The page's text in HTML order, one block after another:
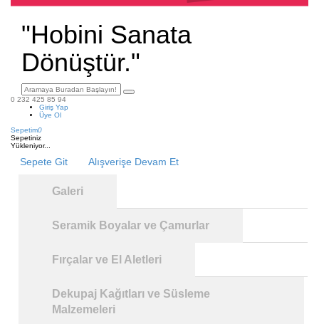
"Hobini Sanata
Dönüştür."
0 232 425 85 94
Giriş Yap
Üye Ol
Sepetim0
Sepetiniz
Yükleniyor...
Sepete Git Alışverişe Devam Et
Galeri
Seramik Boyalar ve Çamurlar
Fırçalar ve El Aletleri
Dekupaj Kağıtları ve Süsleme
Malzemeleri